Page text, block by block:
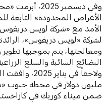
وفي ديسمبر
الأغراض المحدودة» التابعة
الأمد مع «شركة لويس دريفوس
لشركة «لويس دريفوس»،
ومعالجتها، يتم بموجبها
البضائع السائبة والسلع
مليون دولار في محطة حبوب
ضمن ميناء كوريك في